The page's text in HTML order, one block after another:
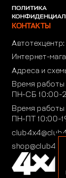
ПОЛИТИКА
КОНТАКТЫ
Автотехцентр:
Интернет-
Адреса и
Время работы
ПН-СБ 10:00-
Время работы
ПН-ПТ 10:00-